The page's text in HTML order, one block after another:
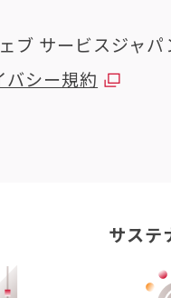
ブ サービスジャ
バシー規約
サステ